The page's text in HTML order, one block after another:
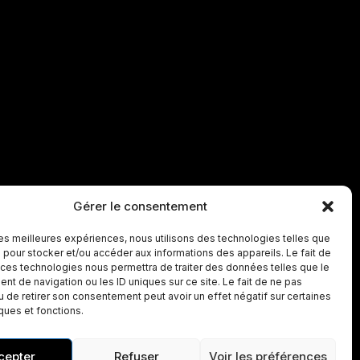
Gérer le consentement
meilleures expériences, nous utilisons des technologies telles que
stocker et/ou accéder aux informations des appareils. Le fait de
technologies nous permettra de traiter des données telles que le
de navigation ou les ID uniques sur ce site. Le fait de ne pas
de retirer son consentement peut avoir un effet négatif sur certaines
et fonctions.
Refuser Voir les préférences